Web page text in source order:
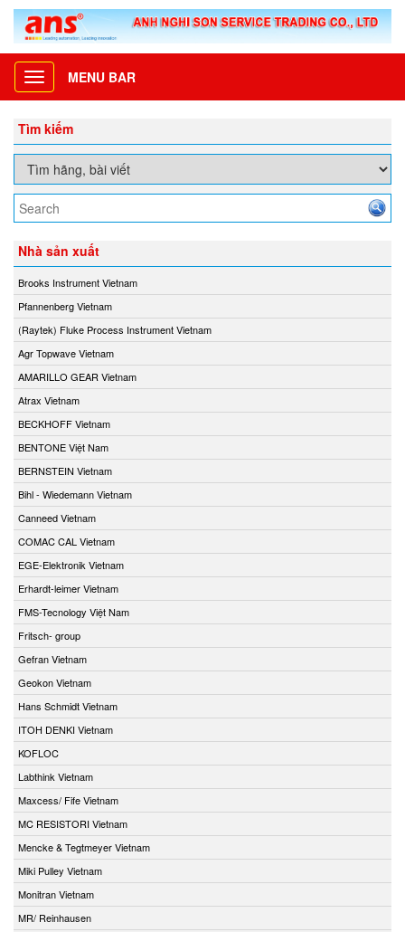
Toggle
navigation
MENU BAR
Tìm kiếm
Nhà sản xuất
Brooks Instrument Vietnam
Pfannenberg Vietnam
(Raytek) Fluke Process Instrument Vietnam
Agr Topwave Vietnam
AMARILLO GEAR Vietnam
Atrax Vietnam
BECKHOFF Vietnam
BENTONE Việt Nam
BERNSTEIN Vietnam
Bihl - Wiedemann Vietnam
Canneed Vietnam
COMAC CAL Vietnam
EGE-Elektronik Vietnam
Erhardt-leimer Vietnam
FMS-Tecnology Việt Nam
Fritsch- group
Gefran Vietnam
Geokon Vietnam
Hans Schmidt Vietnam
ITOH DENKI Vietnam
KOFLOC
Labthink Vietnam
Maxcess/ Fife Vietnam
MC RESISTORI Vietnam
Mencke & Tegtmeyer Vietnam
Miki Pulley Vietnam
Monitran Vietnam
MR/ Reinhausen